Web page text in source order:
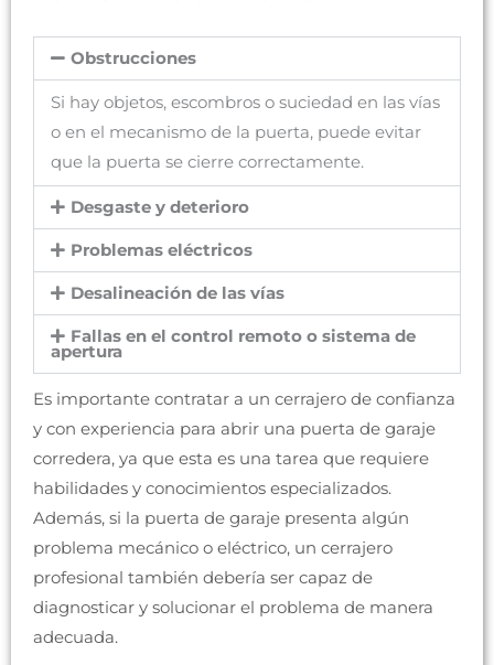
Obstrucciones
Si hay objetos, escombros o suciedad en las vías
o en el mecanismo de la puerta, puede evitar
que la puerta se cierre correctamente.
Desgaste y deterioro
Problemas eléctricos
Desalineación de las vías
Fallas en el control remoto o sistema de
apertura
Es importante contratar a un cerrajero de confianza
y con experiencia para abrir una puerta de garaje
corredera, ya que esta es una tarea que requiere
habilidades y conocimientos especializados.
Además, si la puerta de garaje presenta algún
problema mecánico o eléctrico, un cerrajero
profesional también debería ser capaz de
diagnosticar y solucionar el problema de manera
adecuada.